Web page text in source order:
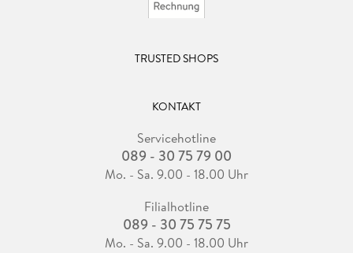
TRUSTED SHOPS
KONTAKT
Servicehotline
089 - 30 75 79 00
Mo. - Sa. 9.00 - 18.00 Uhr
Filialhotline
089 - 30 75 75 75
Mo. - Sa. 9.00 - 18.00 Uhr